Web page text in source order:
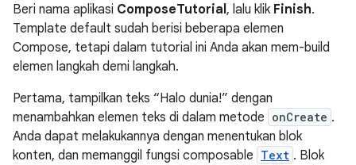
Beri nama aplikasi ComposeTutorial , lalu klik Finish.
Template default sudah berisi beberapa elemen
Compose, tetapi dalam tutorial ini Anda akan mem-build
elemen langkah demi langkah.
Pertama, tampilkan teks “Halo dunia!” dengan
menambahkan elemen teks di dalam metode onCreate .
Anda dapat melakukannya dengan menentukan blok
konten, dan memanggil fungsi composable Text . Blok